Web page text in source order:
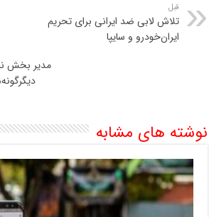
قبل
تلاش لابی ضد ایرانی برای تحریم
ایران‌خودرو و سایپا
مدیر بخش
نوشته های مشابه